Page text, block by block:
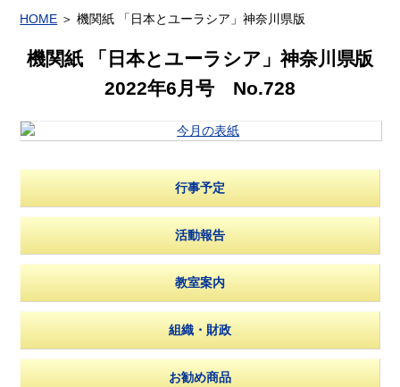
HOME ＞ 機関紙 「日本とユーラシア」神奈川県版
機関紙 「日本とユーラシア」神奈川県版
2022年6月号 No.728
行事予定
活動報告
教室案内
組織・財政
お勧め商品